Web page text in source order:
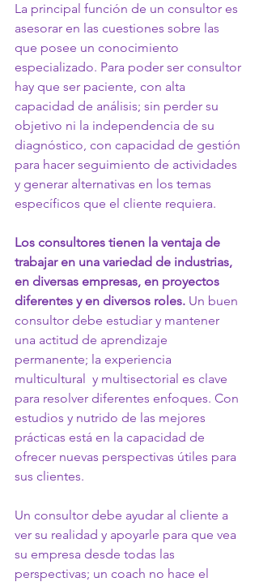
La principal función de un consultor es
asesorar en las cuestiones sobre las
que posee un conocimiento
especializado. Para poder ser consultor
hay que ser paciente, con alta
capacidad de análisis; sin perder su
objetivo ni la independencia de su
diagnóstico, con capacidad de gestión
para hacer seguimiento de actividades
y generar alternativas en los temas
específicos que el cliente requiera.
Los consultores tienen la ventaja de
trabajar en una variedad de industrias,
en diversas empresas, en proyectos
diferentes y en diversos roles. Un buen
consultor debe estudiar y mantener
una actitud de aprendizaje
permanente; la experiencia
multicultural  y multisectorial es clave
para resolver diferentes enfoques. Con
estudios y nutrido de las mejores
prácticas está en la capacidad de
ofrecer nuevas perspectivas útiles para
sus clientes.
Un consultor debe ayudar al cliente a
ver su realidad y apoyarle para que vea
su empresa desde todas las
perspectivas; un coach no hace el